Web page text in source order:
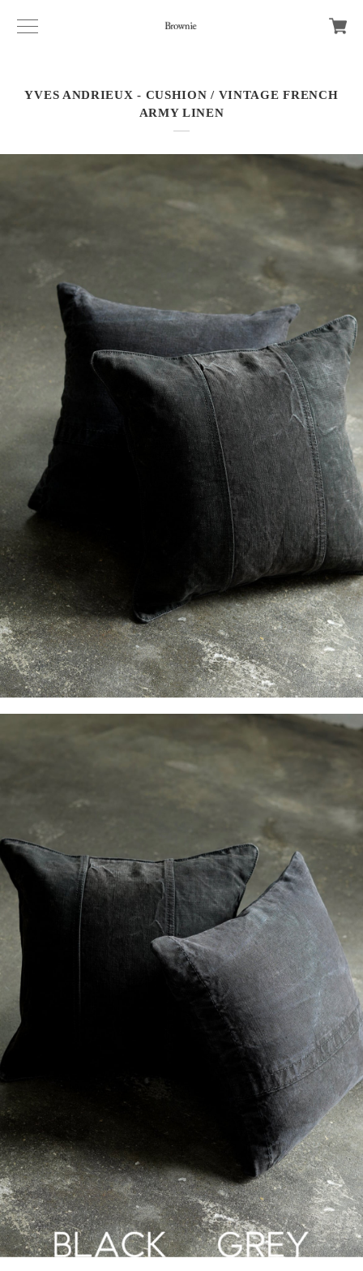
YVES ANDRIEUX - CUSHION / VINTAGE FRENCH
ARMY LINEN